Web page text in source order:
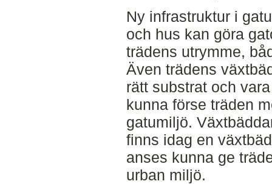
Ny infrastruktur i
och hus kan göra
trädens utrymme,
Även trädens
rätt substrat och
kunna förse träden
gatumiljö.
finns idag en
anses kunna ge
urban miljö.